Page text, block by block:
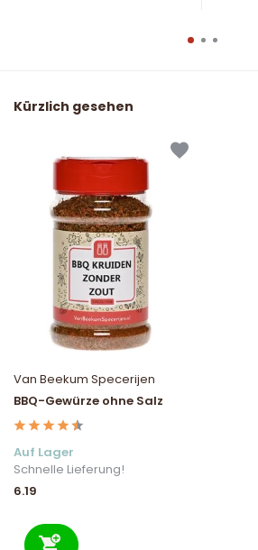
Kürzlich gesehen
Van Beekum Specerijen
BBQ-Gewürze ohne Salz
Auf Lager
Schnelle Lieferung!
6.19